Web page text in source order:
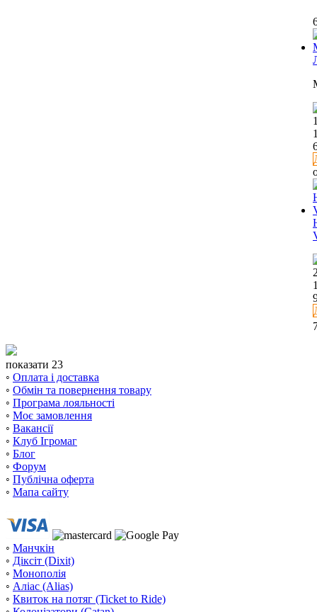
показати 23
◦ Оплата і доставка
◦ Обмін та повернення товару
◦ Програма лояльності
◦ Моє замовлення
◦ Вакансії
◦ Клуб Ігромаг
◦ Блог
◦ Форум
◦ Публічна оферта
◦ Мапа сайту
◦ Манчкін
◦ Діксіт (Dixit)
◦ Монополія
◦ Аліас (Alias)
◦ Квиток на потяг (Ticket to Ride)